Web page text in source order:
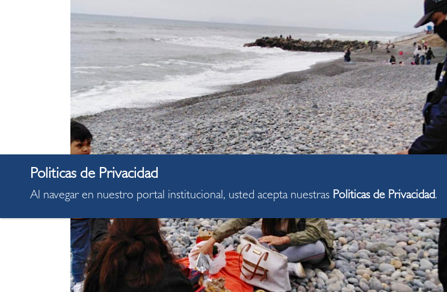
Al navegar en nuestro portal institucional, usted acepta nuestras Politicas de Privacidad.